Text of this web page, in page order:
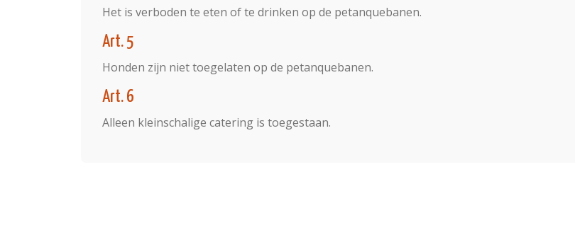
Het is verboden te eten of te drinken op de petanquebanen.
Art. 5
Honden zijn niet toegelaten op de petanquebanen.
Art. 6
Alleen kleinschalige catering is toegestaan.